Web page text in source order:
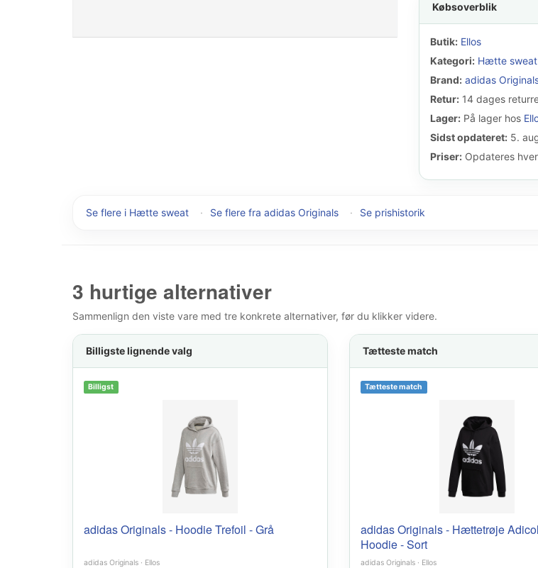
Købsoverblik
Butik: Ellos
Kategori: Hætte sweat
Brand: adidas
Retur:14 dages
Lager:På lager hos
Sidst opdateret:5.
Priser:Opdateres
Se flere i Hætte sweat · Se flere fra adidas Originals · Se prishistorik
3 hurtige alternativer
Sammenlign den viste vare med tre konkrete alternativer, før du klikker videre.
Billigste lignende valg
Billigst
adidas Originals - Hoodie Trefoil - Grå
adidas Originals · Ellos
Tætteste match
Tætteste match
adidas Originals - Hættetrøje
Hoodie - Sort
adidas Originals · Ellos